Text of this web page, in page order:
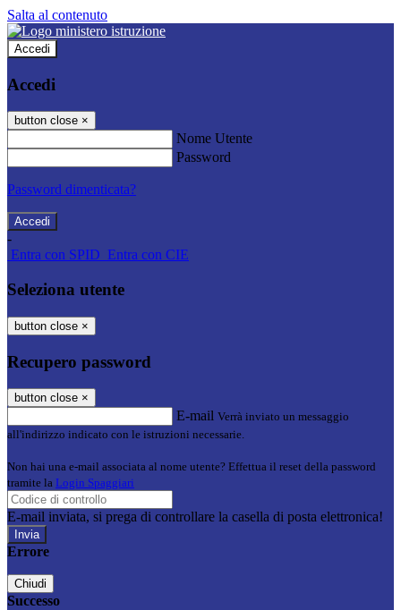
Salta al contenuto
Accedi
Accedi
button close ×
Nome Utente
Password
Password dimenticata?
-
Entra con SPID Entra con CIE
Seleziona utente
button close ×
Recupero password
button close ×
E-mail Verrà inviato un messaggio
all'indirizzo indicato con le istruzioni necessarie.
Non hai una e-mail associata al nome utente? Effettua il reset della password
tramite la Login Spaggiari
E-mail inviata, si prega di controllare la casella di posta elettronica!
Errore
Chiudi
Successo